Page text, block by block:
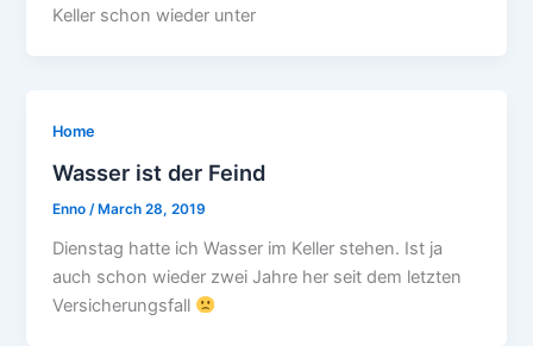
Keller schon wieder unter
Home
Wasser ist der Feind
Enno/ March 28, 2019
Dienstag hatte ich Wasser im Keller stehen. Ist ja
auch schon wieder zwei Jahre her seit dem letzten
Versicherungsfall